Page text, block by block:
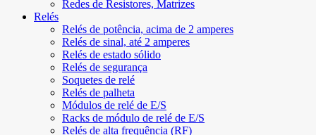
Redes de Resistores, Matrizes
Relés
Relés de potência, acima de 2 amperes
Relés de sinal, até 2 amperes
Relés de estado sólido
Relés de segurança
Soquetes de relé
Relés de palheta
Módulos de relé de E/S
Racks de módulo de relé de E/S
Relés de alta frequência (RF)